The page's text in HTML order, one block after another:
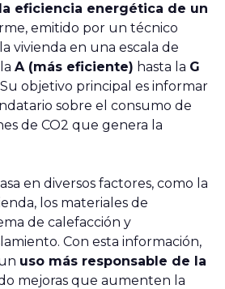
eficiencia energética de un
emitido por un técnico
vivienda en una escala de
A (más eficiente) hasta la G
Su objetivo principal es informar
sobre el consumo de
de CO2 que genera la
en diversos factores, como la
los materiales de
de calefacción y
Con esta información,
uso más responsable de la
mejoras que aumenten la